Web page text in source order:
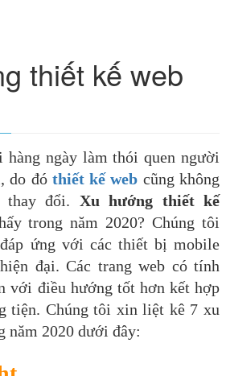
thiết kế web
hàng ngày làm thói quen người
do đó thiết kế web cũng không
thay đổi. Xu hướng thiết kế
trong năm 2020? Chúng tôi
ứng với các thiết bị mobile
đại. Các trang web có tính
với điều hướng tốt hơn kết hợp
tiện. Chúng tôi xin liệt kê 7 xu
năm 2020 dưới đây: